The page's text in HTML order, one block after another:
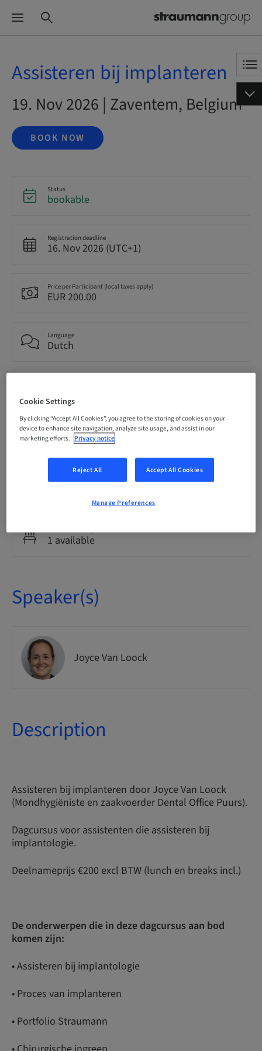
Assisteren bij implanteren
19. Nov 2026 | Zaventem, Belgium
BOOK NOW
Status
bookable
Registration deadline
16. Nov 2026 (UTC+1)
Price per Participant (local taxes apply)
EUR 200.00
Language
Dutch
0.00 Points
Delivery method
Theoretical
Audience
Seats availability
1 available
Speaker(s)
Joyce Van Loock
Description
Assisteren bij implanteren door Joyce Van Loock
(Mondhygiëniste en zaakvoerder Dental Office Puurs).
Dagcursus voor assistenten die assisteren bij
implantologie.
Deelnameprijs €200 excl BTW (lunch en breaks incl.)
De onderwerpen die in deze dagcursus aan bod
komen zijn:
• Assisteren bij implantologie
• Proces van implanteren
• Portfolio Straumann
Cookie Settings
By clicking “Accept All Cookies”, you agree to the storing of cookies on your
device to enhance site navigation, analyze site usage, and assist in our
marketing efforts. Privacy notice
Reject All Accept All Cookies
Manage Preferences